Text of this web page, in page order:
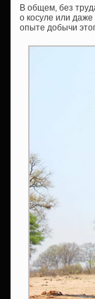
В общем, без
о косуле или
опыте добычи